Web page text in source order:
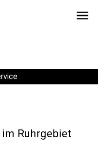
menu
Ruhrgebiet